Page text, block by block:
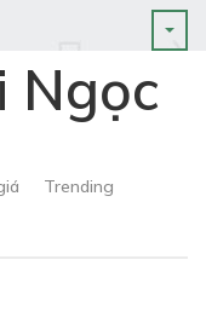
Ngọc
Trending